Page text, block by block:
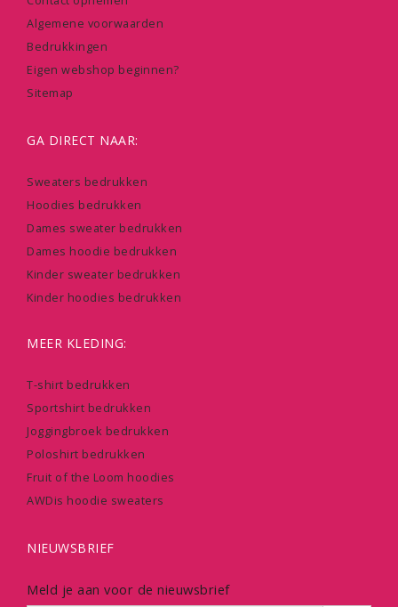
Algemene voorwaarden
Bedrukkingen
Eigen webshop beginnen?
Sitemap
GA DIRECT NAAR:
Sweaters bedrukken
Hoodies bedrukken
Dames sweater bedrukken
Dames hoodie bedrukken
Kinder sweater bedrukken
Kinder hoodies bedrukken
MEER KLEDING:
T-shirt bedrukken
Sportshirt bedrukken
Joggingbroek bedrukken
Poloshirt bedrukken
Fruit of the Loom hoodies
AWDis hoodie sweaters
NIEUWSBRIEF
Meld je aan voor de nieuwsbrief